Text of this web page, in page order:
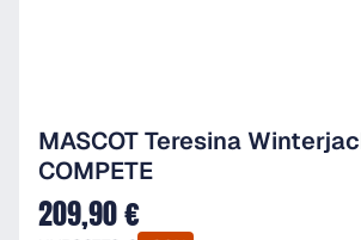
MASCOT Teresina
COMPETE
Verkaufspreis:
209,90 €